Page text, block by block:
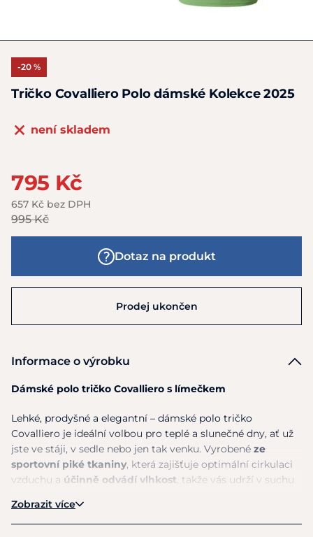
-20 %
Tričko Covalliero Polo dámské Kolekce 2025
není skladem
795 Kč
657 Kč bez DPH
995 Kč
Dotaz na produkt
Prodej ukončen
Informace o výrobku
Dámské polo tričko Covalliero s límečkem
Lehké, prodyšné a elegantní – dámské polo tričko
Covalliero je ideální volbou pro teplé a slunečné dny, ať už
jste ve stáji, v sedle nebo jen tak venku. Vyrobené ze
sportovní piké tkaniny, která zajišťuje optimální cirkulaci
vzduchu a účinně odvádí vlhkost, takže vás udrží v suchu
Díky lehké konstrukci a sportovnímu střihuneomezuje v
Zobrazit více